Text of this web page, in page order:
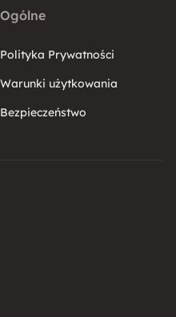
Ogólne
Polityka Prywatności
Warunki użytkowania
Bezpieczeństwo